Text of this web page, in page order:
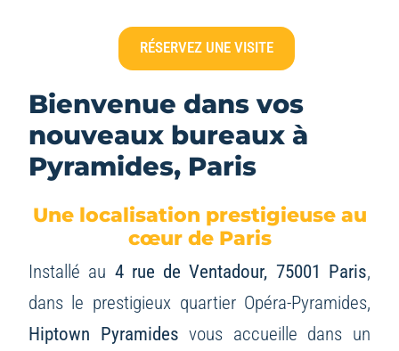
RÉSERVEZ UNE VISITE
Bienvenue dans vos
nouveaux bureaux à
Pyramides, Paris
Une localisation prestigieuse au
cœur de Paris
Installé au 4 rue de Ventadour, 75001 Paris,
dans le prestigieux quartier Opéra-Pyramides,
Hiptown Pyramides vous accueille dans un